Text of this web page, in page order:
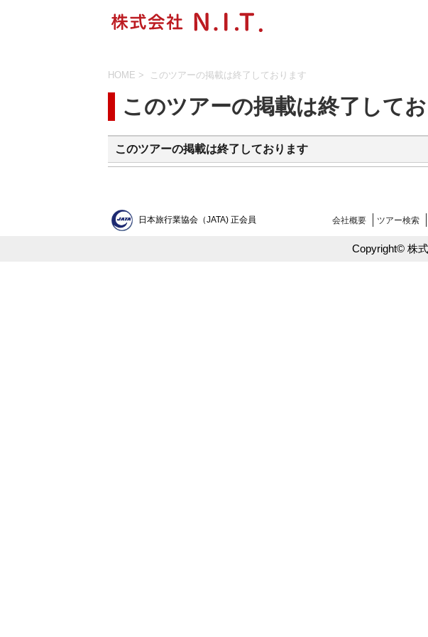
HOME > このツアーの掲載は終了しております
このツアーの掲載は終了して
このツアーの掲載は終了しております
日本旅行業協会（JATA) 正会員 会社概要 ツアー検索
Copyright© 株